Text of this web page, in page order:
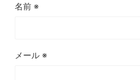
名前 ※
メール ※